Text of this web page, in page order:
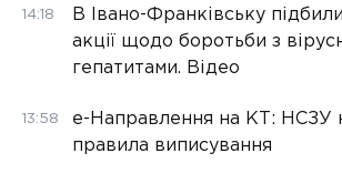
14:18
В Івано-Франківську
акції щодо боротьби з
гепатитами. Відео
13:58
е-Направлення на КТ: НСЗУ
правила виписування